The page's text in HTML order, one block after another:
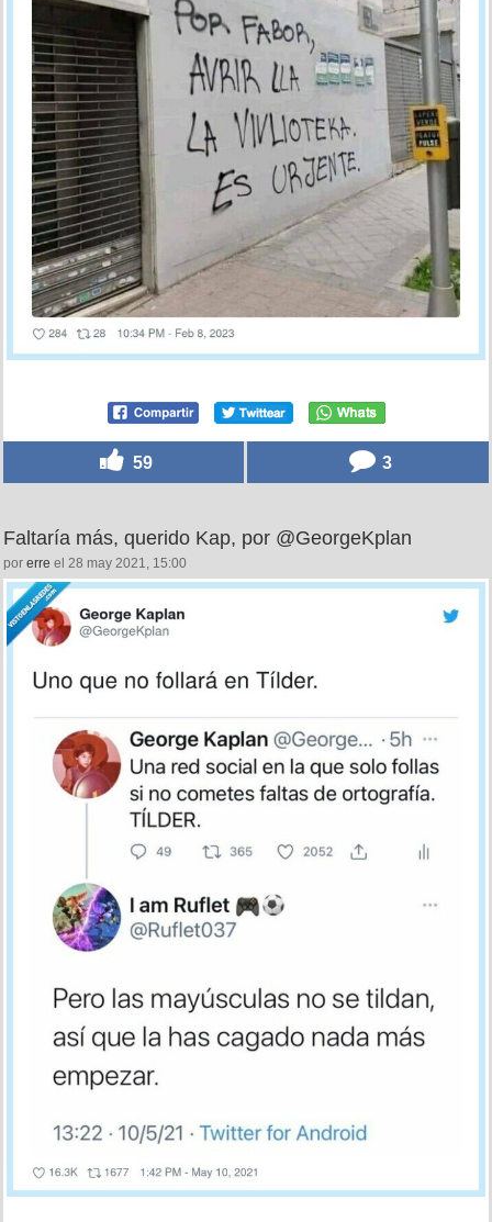
59 3
Faltaría más, querido Kap, por @GeorgeKplan
por erre el 28 may 2021, 15:00